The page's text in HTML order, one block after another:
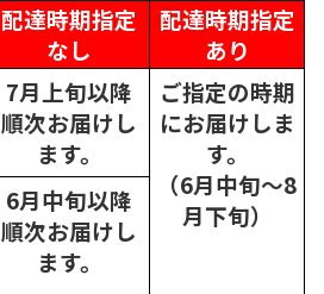
配達時期指定
なし
配達時期指定
あり
7月上旬以降
順次お届けし
ます。
ご指定の時期
にお届けしま
す。
（6月中旬～8
月下旬）
6月中旬以降
順次お届けし
ます。